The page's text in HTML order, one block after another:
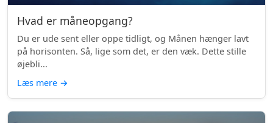
Hvad er måneopgang?
Du er ude sent eller oppe tidligt, og Månen hænger lavt
på horisonten. Så, lige som det, er den væk. Dette stille
øjebli...
Læs mere →